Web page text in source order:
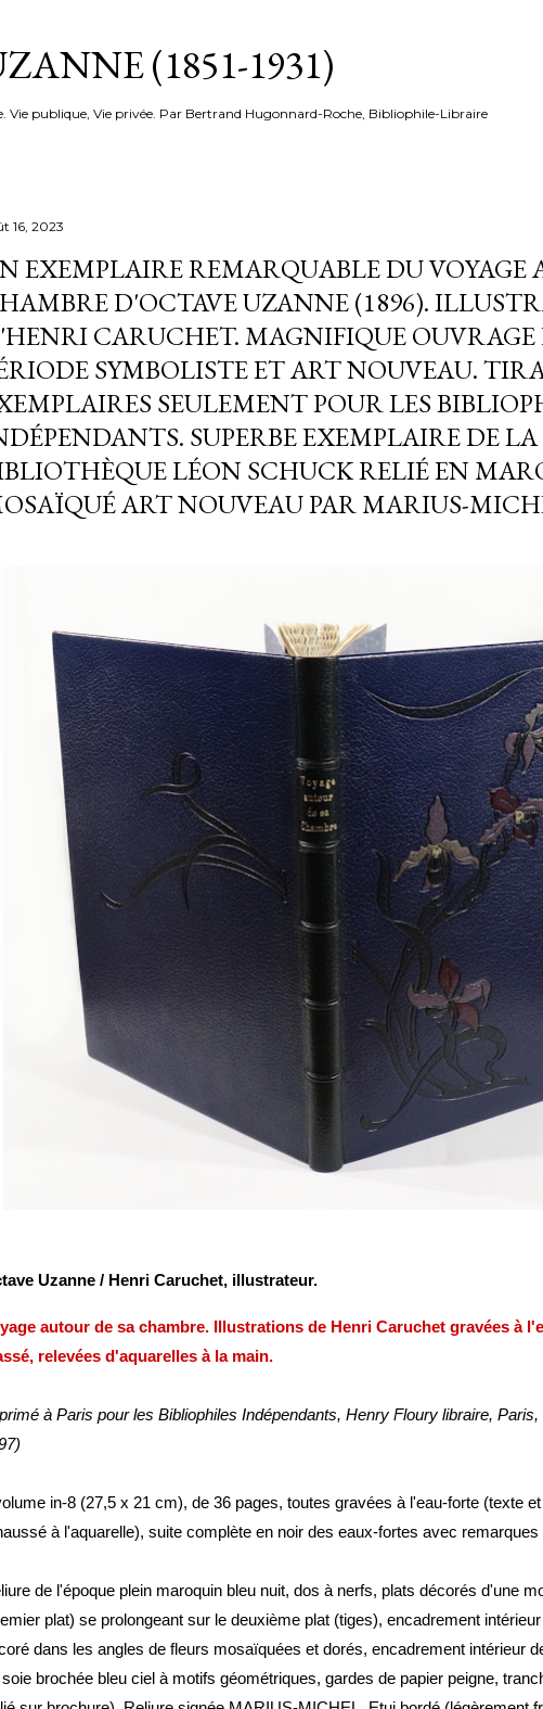
(1851-1931)
Vie publique, Vie privée. Par Bertrand Hugonnard-Roche, Bibliophile-Libraire
16, 2023
EXEMPLAIRE REMARQUABLE DU VOYAGE
D'OCTAVE UZANNE (1896).
CARUCHET. MAGNIFIQUE OUVRAGE
SYMBOLISTE ET ART NOUVEAU.
SEULEMENT POUR LES
SUPERBE EXEMPLAIRE DE LA
LÉON SCHUCK RELIÉ EN
ART NOUVEAU PAR MARIUS-
Uzanne / Henri Caruchet, illustrateur.
autour de sa chambre. Illustrations de Henri Caruchet gravées à
relevées d'aquarelles à la main.
à Paris pour les Bibliophiles Indépendants, Henry Floury libraire,
in-8 (27,5 x 21 cm), de 36 pages, toutes gravées à l'eau-forte (texte
à l'aquarelle), suite complète en noir des eaux-fortes avec
de l'époque plein maroquin bleu nuit, dos à nerfs, plats décorés d'une
plat) se prolongeant sur le deuxième plat (tiges), encadrement
dans les angles de fleurs mosaïquées et dorés, encadrement intérieur
brochée bleu ciel à motifs géométriques, gardes de papier peigne,